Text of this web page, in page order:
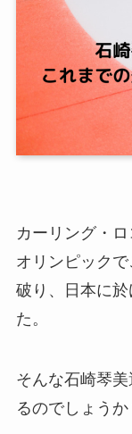
カーリング・
オリンピック
破り、日本に
た。
そんな石崎琴
るのでしょうか